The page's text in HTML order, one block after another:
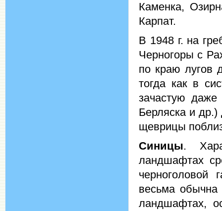
Каменка,
Карпат.
В 1948 г. на
Черногоры с
по краю лугов
тогда как в
зачастую
Берляска и
щеврицы
Синицы.
ландшафтах
черноголовой
весьма обычна
ландшафтах,